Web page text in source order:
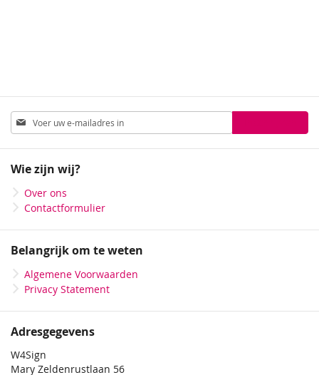
Abonneer
u
op
nieuwsbrief
Wie zijn wij?
Over ons
Contactformulier
Belangrijk om te weten
Algemene Voorwaarden
Privacy Statement
Adresgegevens
W4Sign
Mary Zeldenrustlaan 56